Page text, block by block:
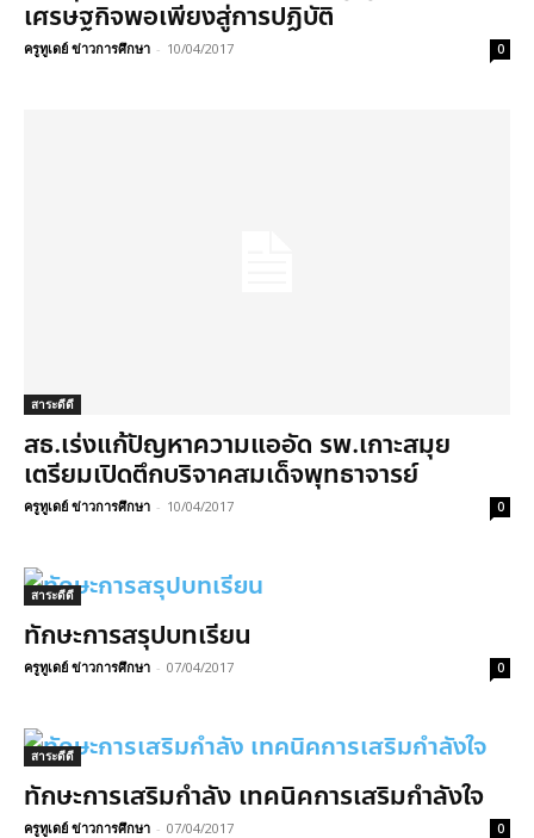
เศรษฐกิจพอเพียงสู่การปฏิบัติ
ครูทูเดย์ ข่าวการศึกษา - 10/04/2017 0
สาระดีดี
สธ.เร่งแก้ปัญหาความแออัด รพ.เกาะสมุย
เตรียมเปิดตึกบริจาคสมเด็จพุทธาจารย์
ครูทูเดย์ ข่าวการศึกษา - 10/04/2017 0
สาระดีดี
ทักษะการสรุปบทเรียน
ครูทูเดย์ ข่าวการศึกษา - 07/04/2017 0
สาระดีดี
ทักษะการเสริมกำลัง เทคนิคการเสริมกำลังใจ
ครูทูเดย์ ข่าวการศึกษา - 07/04/2017 0